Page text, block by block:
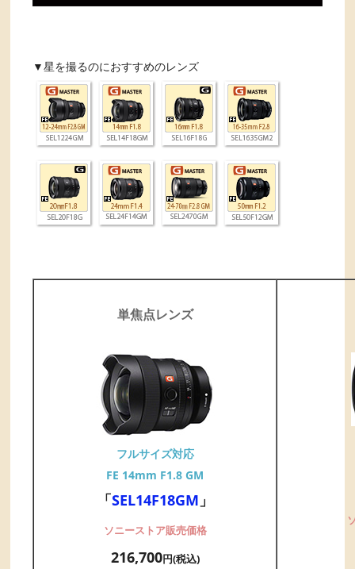
▼星を撮るのにおすすめのレンズ
単焦点レンズ
フルサイズ対応
FE 14mm F1.8 GM
「SEL14F18GM 」
ソニーストア販売価格
216,700円(税込)